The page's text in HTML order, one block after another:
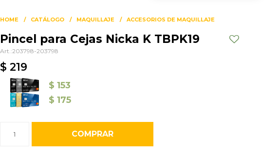
HOME CATÁLOGO MAQUILLAJE ACCESORIOS DE MAQUILLAJE
Pincel para Cejas Nicka K TBPK19
203798-203798
$ 219
$ 153
$ 175
1 COMPRAR